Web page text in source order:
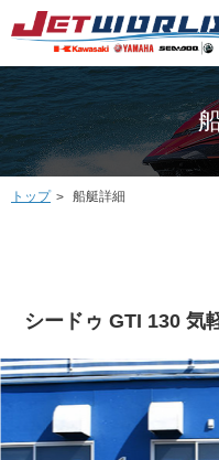
トップ 船艇詳細
シードゥ GTI 130 気